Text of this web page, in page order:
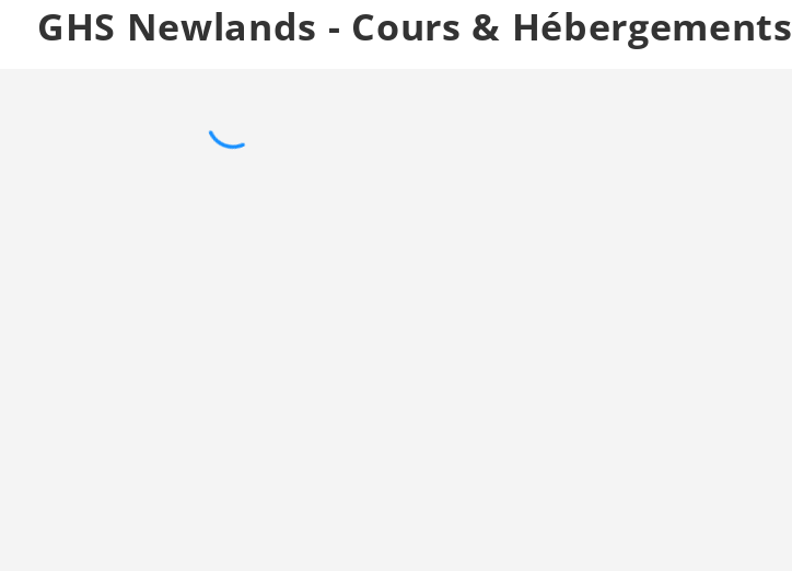
GHS Newlands - Cours & Hébergements